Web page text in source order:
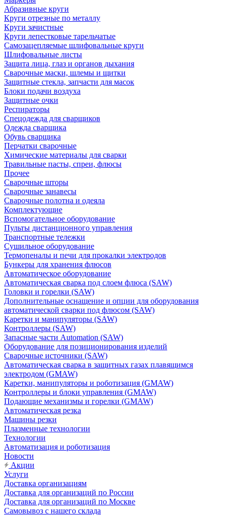
Абразивные круги
Круги отрезные по металлу
Круги зачистные
Круги лепестковые тарельчатые
Самозацепляемые шлифовальные круги
Шлифовальные листы
Защита лица, глаз и органов дыхания
Сварочные маски, шлемы и щитки
Защитные стекла, запчасти для масок
Блоки подачи воздуха
Защитные очки
Респираторы
Спецодежда для сварщиков
Одежда сварщика
Обувь сварщика
Перчатки сварочные
Химические материалы для сварки
Травильные пасты, спреи, флюсы
Прочее
Сварочные шторы
Сварочные занавесы
Сварочные полотна и одеяла
Комплектующие
Вспомогательное оборудование
Пульты дистанционного управления
Транспортные тележки
Сушильное оборудование
Термопеналы и печи для прокалки электродов
Бункеры для хранения флюсов
Автоматическое оборудование
Автоматическая сварка под слоем флюса (SAW)
Головки и горелки (SAW)
Дополнительные оснащение и опции для оборудования
автоматической сварки под флюсом (SAW)
Каретки и манипуляторы (SAW)
Контроллеры (SAW)
Запасные части Automation (SAW)
Оборудование для позиционирования изделий
Сварочные источники (SAW)
Автоматическая сварка в защитных газах плавящимся
электродом (GMAW)
Каретки, манипуляторы и роботизация (GMAW)
Контроллеры и блоки управления (GMAW)
Подающие механизмы и горелки (GMAW)
Автоматическая резка
Машины резки
Плазменные технологии
Технологии
Автоматизация и роботизация
Новости
Акции
Услуги
Доставка организациям
Доставка для организаций по России
Доставка для организаций по Москве
Самовывоз с нашего склада